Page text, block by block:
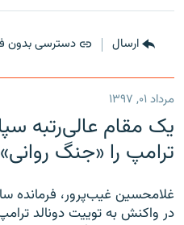
ارسال دسترسی بدون
مرداد ۰۱, ۱۳۹۷
یک مقام عالی‌رتبه
ترامپ را «جنگ
غلامحسین غیب‌پرور،
در واکنش به توییت دونالد